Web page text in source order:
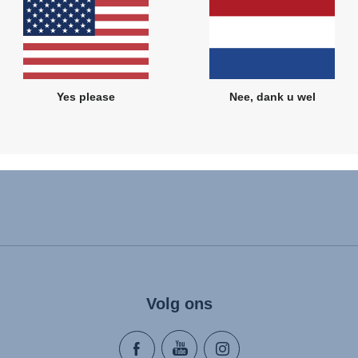
Gerelateerde producten
Volg ons
Yes please Nee, dank u wel